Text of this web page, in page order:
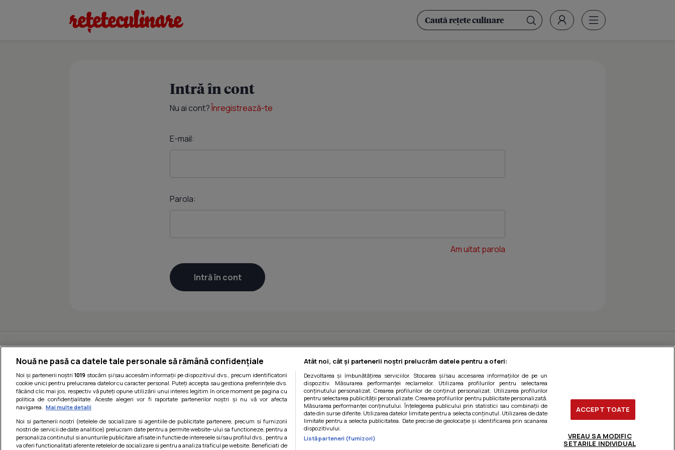
Intră în cont
Nu ai cont?Înregistrează-te
E-mail:
Parola:
Am uitat parola
Nouă ne pasă ca datele tale personale să rămână confidențiale
Noi și partenerii noștri1019 stocăm și/sau accesăm informații pe dispozitivul dvs., precum identificatorii
cookie unici pentru prelucrarea datelor cu caracter personal. Puteți accepta sau gestiona preferințele dvs.
făcând clic mai jos, respectiv vă puteți opune utilizării unui interes legitim în orice moment pe pagina cu
politica de confidențialitate. Aceste alegeri vor fi raportate partenerilor noștri și nu vă vor afecta
navigarea. Mai multe detalii
Noi si partenerii nostri (retelele de socializare si agentiile de publicitate partenere, precum si furnizorii
nostri de servicii de date analitice) prelucram date pentru a permite website-ului sa functioneze, pentru a
personaliza continutul si anunturile publicitare afisate in functie de interesele si/sau profilul dvs., pentru a
va oferi functionalitati aferente retelelor de socializare si pentru a analiza traficul pe website. Beneficiati de
Atât noi, cât și partenerii noștri prelucrăm datele pentru a oferi:
Dezvoltarea și îmbunătățirea serviciilor. Stocarea și/sau accesarea informațiilor de pe un
dispozitiv. Măsurarea performanței reclamelor. Utilizarea profilurilor pentru selectarea
conținutului personalizat. Crearea profilurilor de conținut personalizat. Utilizarea profilurilor
pentru selectarea publicității personalizate. Crearea profilurilor pentru publicitate personalizată.
Măsurarea performanței conținutului. Înțelegerea publicului prin statistici sau combinații de
date din surse diferite. Utilizarea datelor limitate pentru a selecta conținutul. Utilizarea de date
limitate pentru a selecta publicitatea. Date precise de geolocație și identificarea prin scanarea
dispozitivului.
Listă parteneri (furnizori)
ACCEPT TOATE
VREAU SA MODIFIC
SETARILE INDIVIDUAL